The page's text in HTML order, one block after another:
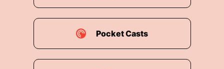
Pocket Casts